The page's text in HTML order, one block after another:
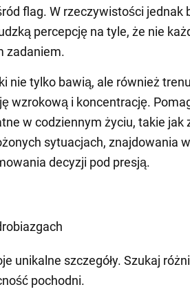
flag. W rzeczywistości jednak
percepcję na tyle, że nie
zadaniem.
nie tylko bawią, ale również
wzrokową i koncentrację.
w codziennym życiu, takie jak
sytuacjach, znajdowania
decyzji pod presją.
unikalne szczegóły. Szukaj
pochodni.